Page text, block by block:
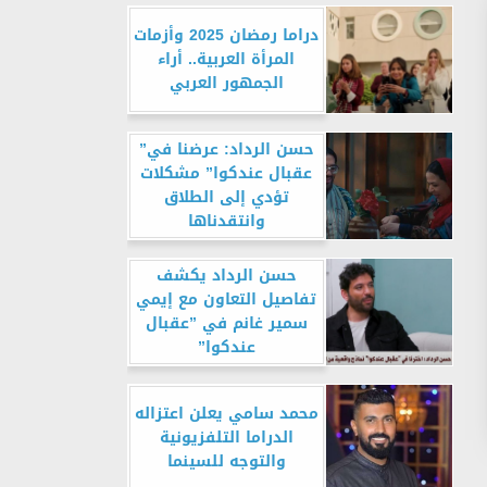
دراما رمضان 2025 وأزمات
المرأة العربية.. أراء
الجمهور العربي
حسن الرداد: عرضنا في”
عقبال عندكوا” مشكلات
تؤدي إلى الطلاق
وانتقدناها
حسن الرداد يكشف
تفاصيل التعاون مع إيمي
سمير غانم في ”عقبال
عندكوا”
محمد سامي يعلن اعتزاله
الدراما التلفزيونية
والتوجه للسينما